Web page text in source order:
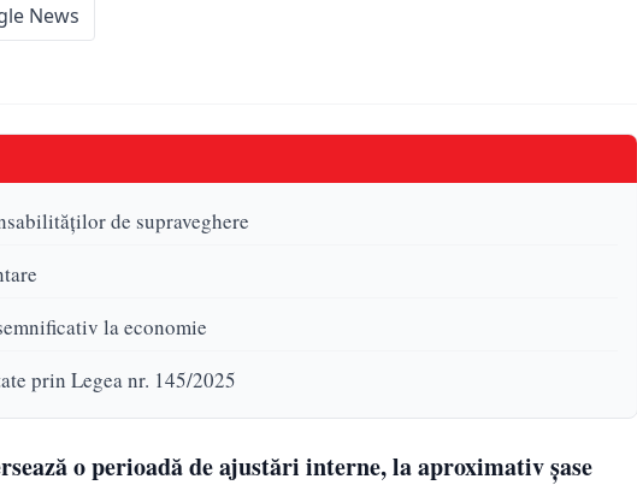
News
de supraveghere
la economie
prin Legea nr. 145/2025
o perioadă de ajustări interne, la aproximativ șase